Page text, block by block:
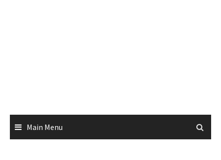
Main Menu